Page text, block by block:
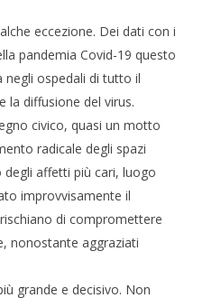
eccezione. Dei dati con i
pandemia Covid-19 questo
ospedali di tutto il
la diffusione del virus.
civico, quasi un motto
radicale degli spazi
affetti più cari, luogo
improvvisamente il
di compromettere
nonostante aggraziati
grande e decisivo. Non